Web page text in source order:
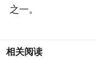
之一。
相关阅读